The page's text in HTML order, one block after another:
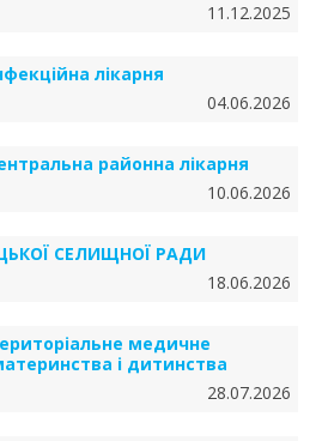
11.12.2025
лікарня
04.06.2026
районна лікарня
10.06.2026
СЕЛИЩНОЇ РАДИ
18.06.2026
медичне
і дитинства
28.07.2026